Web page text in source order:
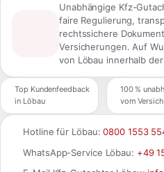
Unabhängige Kfz-
faire Regulierung,
rechtssichere
Versicherungen. Auf
von Löbau innerhalb
Top Kundenfeedback
in Löbau
100 %
vom
Hotline für Löbau:0800 1553
WhatsApp-Service Löbau: +49